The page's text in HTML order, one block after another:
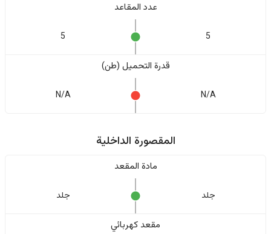
عدد المقاعد
5
5
قدرة التحميل (طن)
N/A
N/A
المقصورة الداخلية
مادة المقعد
جلد جلد
مقعد كهربائي